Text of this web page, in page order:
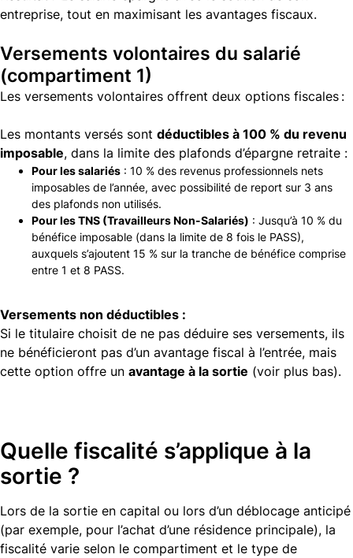
entreprise, tout en maximisant les avantages fiscaux.
Versements volontaires du salarié
(compartiment 1)
Les versements volontaires offrent deux options fiscales :
Les montants versés sont déductibles à 100 % du revenu
imposable, dans la limite des plafonds d’épargne retraite :
Pour les salariés : 10 % des revenus professionnels nets
imposables de l’année, avec possibilité de report sur 3 ans
des plafonds non utilisés.
Pour les TNS (Travailleurs Non-Salariés) : Jusqu’à 10 % du
bénéfice imposable (dans la limite de 8 fois le PASS),
auxquels s’ajoutent 15 % sur la tranche de bénéfice comprise
entre 1 et 8 PASS.
Versements non déductibles :
Si le titulaire choisit de ne pas déduire ses versements, ils
ne bénéficieront pas d’un avantage fiscal à l’entrée, mais
cette option offre un avantage à la sortie (voir plus bas).
Quelle fiscalité s’applique à la
sortie ?
Lors de la sortie en capital ou lors d’un déblocage anticipé
(par exemple, pour l’achat d’une résidence principale), la
fiscalité varie selon le compartiment et le type de